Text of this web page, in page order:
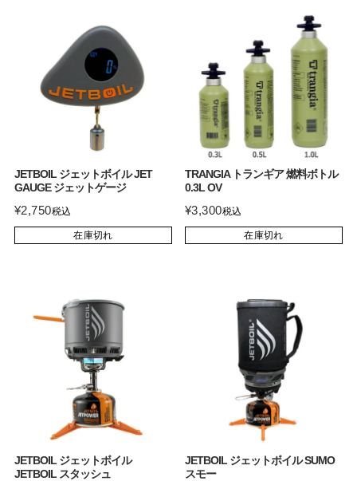
JETBOIL ジェットボイル JET
GAUGE ジェットゲージ
¥2,750税込
在庫切れ
TRANGIA トランギア 燃料ボトル
0.3L OV
¥3,300税込
在庫切れ
JETBOIL ジェットボイル
JETBOIL スタッシュ
JETBOIL ジェットボイル SUMO
スモー